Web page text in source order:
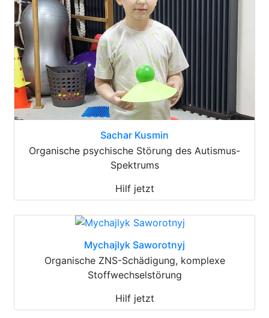
Sachar Kusmin
Organische psychische Störung des Autismus-
Spektrums
Hilf jetzt
Mychajlyk Saworotnyj
Organische ZNS-Schädigung, komplexe
Stoffwechselstörung
Hilf jetzt